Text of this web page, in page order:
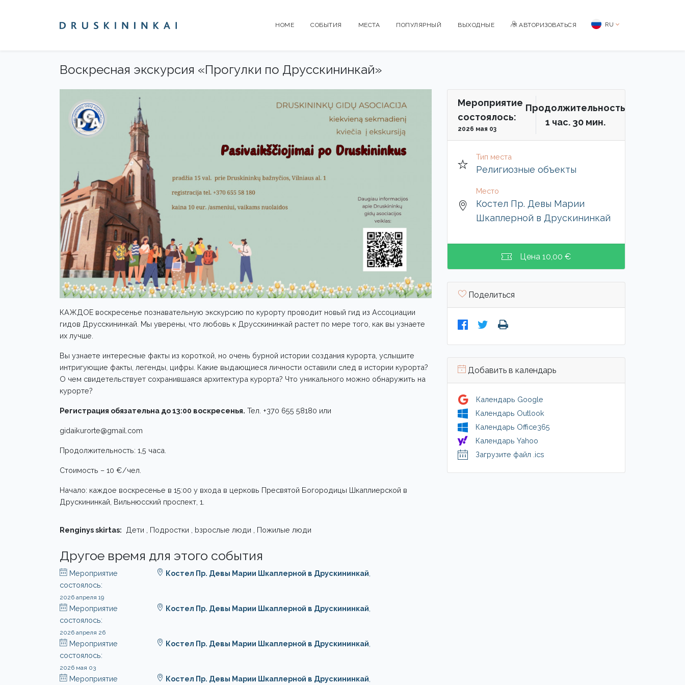
HOME СОБЫТИЯ МЕСТА ПОПУЛЯРНЫЙ BЫХОДНЫЕ АВТОРИЗОВАТЬСЯ RU
Воскресная экскурсия «Прогулки по Друсскининкай»
КАЖДОЕ воскресенье познавательную экскурсию по курорту проводит новый гид из Ассоциации
гидов Друсскининкай. Мы уверены, что любовь к Друсскининкай растет по мере того, как вы узнаете
их лучше.
Вы узнаете интересные факты из короткой, но очень бурной истории создания курорта, услышите
интригующие факты, легенды, цифры. Какие выдающиеся личности оставили след в истории курорта?
О чем свидетельствует сохранившаяся архитектура курорта? Что уникального можно обнаружить на
курорте?
Регистрация обязательна до 13:00 воскресенья. Тел. +370 655 58180 или
gidaikurorte@gmail.com
Продолжительность: 1,5 часа.
Стоимость – 10 €/чел.
Начало: каждое воскресенье в 15:00 у входа в церковь Пресвятой Богородицы Шкаплиерской в
Друскининкай, Вильнюсский проспект, 1.
Renginys skirtas: Дети , Подростки , bзрослые люди , Пожилые люди
Другое время для этого события
Мероприятие
состоялось:
2026 апреля 19
Костел Пр. Девы Марии Шкаплерной в Друскининкай,
Мероприятие
состоялось:
2026 апреля 26
Костел Пр. Девы Марии Шкаплерной в Друскининкай,
Мероприятие
состоялось:
2026 мая 03
Костел Пр. Девы Марии Шкаплерной в Друскининкай,
Мероприятие
Костел Пр. Девы Марии Шкаплерной в Друскининкай,
Мероприятие
состоялось:
2026 мая 03
Продолжительность
1 чac. 30 мин.
Тип места
Религиозные объекты
Место
Костел Пр. Девы Марии
Шкаплерной в Друскининкай
Цена 10,00 €
Поделиться
Добавить в календарь
Календарь Google
Календарь Outlook
Календарь Office365
Календарь Yahoo
Загрузите файл .ics